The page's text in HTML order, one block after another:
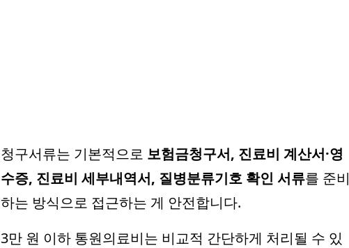
청구서류는 기본적으로 보험금청구서, 진료비 계산서·영
수증, 진료비 세부내역서, 질병분류기호 확인 서류를 준비
하는 방식으로 접근하는 게 안전합니다.
3만 원 이하 통원의료비는 비교적 간단하게 처리될 수 있